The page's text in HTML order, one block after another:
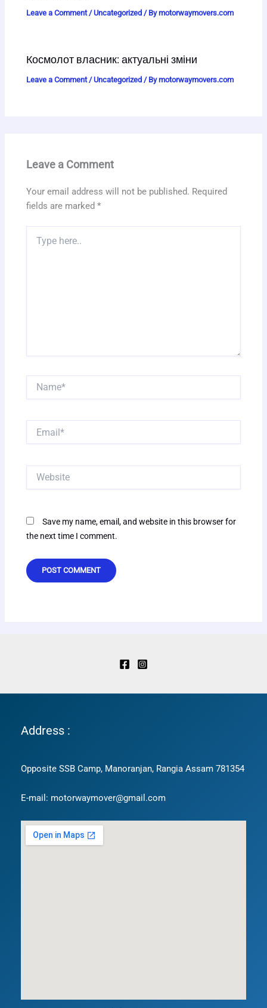
Leave a Comment /Uncategorized / Bymotorwaymovers.com
Космолот власник: актуальні зміни
Leave a Comment /Uncategorized / Bymotorwaymovers.com
Leave a Comment
Your email address will not be published. Required
fields are marked*
here..
Save my name, email, and website in this browser for
the next time I comment.
Address :
Opposite SSB Camp, Manoranjan, Rangia Assam 781354
E-mail: motorwaymover@gmail.com